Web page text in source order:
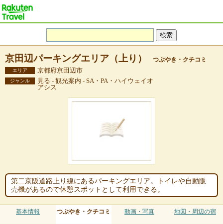
京田辺パーキングエリア（上り） つぶやき・クチコミ
エリア 京都府京田辺市
ジャンル
見る - 観光案内 - SA・PA・ハイウェイオ
アシス
第二京阪道路上り線にあるパーキングエリア。トイレや自動販
売機があるので休憩スポットとして利用できる。
基本情報 つぶやき・クチコミ 動画・写真 地図・周辺の宿